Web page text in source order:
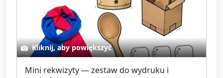
Kliknij, aby powiększyć
Mini rekwizyty — zestaw do wydruku i